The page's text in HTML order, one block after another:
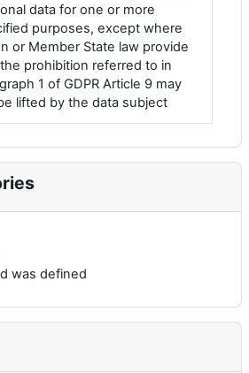
data for one or more
purposes, except where
or Member State law provide
prohibition referred to in
1 of GDPR Article 9 may
lifted by the data subject
was defined